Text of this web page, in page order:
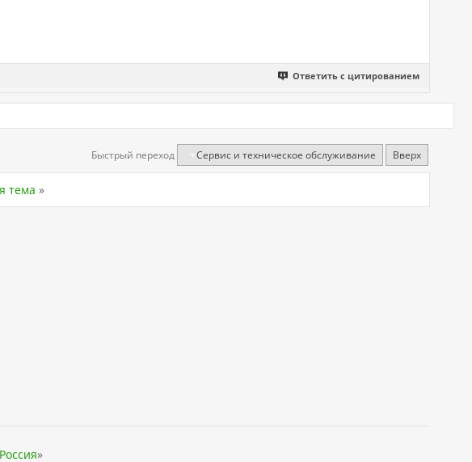
Ответить с цитированием
Быстрый переход Сервис и техническое обслуживание Вверх
тема »
»